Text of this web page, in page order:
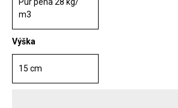
m3
Výška
15 cm